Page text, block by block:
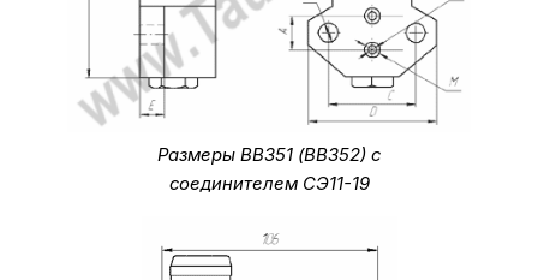
Размеры ВВ351 (ВВ352) с
соединителем СЭ11-19